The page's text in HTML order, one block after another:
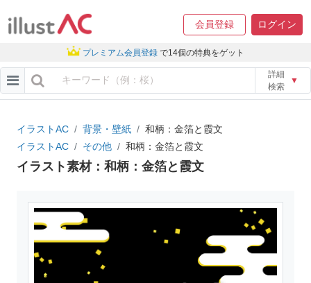
会員登録 ログイン
プレミアム会員登録 で14個の特典をゲット
詳細
検索
▼
イラストAC 背景・壁紙
和柄：金箔と霞文
イラストAC
その他 和柄：金箔と霞文
イラスト素材：和柄：金箔と霞文